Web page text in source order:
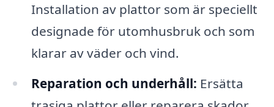
Installation av plattor som är speciellt
designade för utomhusbruk och som
klarar av väder och vind.
Reparation och underhåll: Ersätta